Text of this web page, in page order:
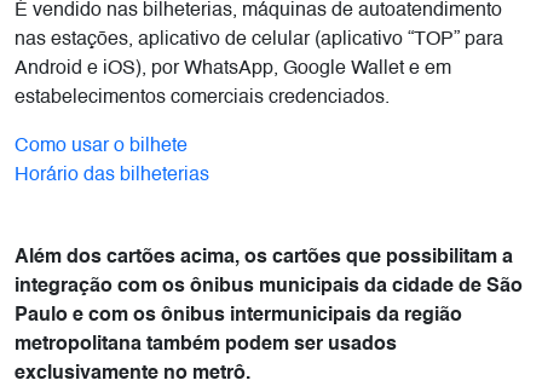
É vendido nas bilheterias, máquinas de autoatendimento
nas estações, aplicativo de celular (aplicativo “TOP” para
Android e iOS), por WhatsApp, Google Wallet e em
estabelecimentos comerciais credenciados.
Como usar o bilhete
Horário das bilheterias
Além dos cartões acima, os cartões que possibilitam a
integração com os ônibus municipais da cidade de São
Paulo e com os ônibus intermunicipais da região
metropolitana também podem ser usados
exclusivamente no metrô.